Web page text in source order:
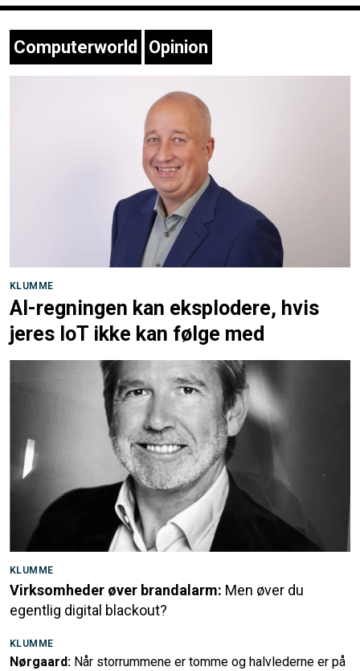
Computerworld Opinion
KLUMME
AI-regningen kan eksplodere, hvis
jeres IoT ikke kan følge med
KLUMME
Virksomheder øver brandalarm: Men øver du
egentlig digital blackout?
KLUMME
Nørgaard: Når storrummene er tomme og halvlederne er på